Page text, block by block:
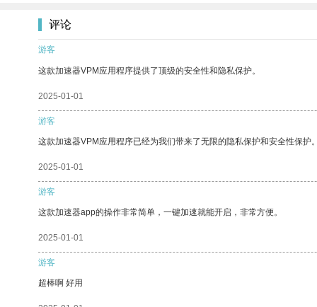
评论
游客
这款加速器VPM应用程序提供了顶级的安全性和隐私保护。
2025-01-01
游客
这款加速器VPM应用程序已经为我们带来了无限的隐私保护和安全性保护
2025-01-01
游客
这款加速器app的操作非常简单，一键加速就能开启，非常方便。
2025-01-01
游客
超棒啊 好用